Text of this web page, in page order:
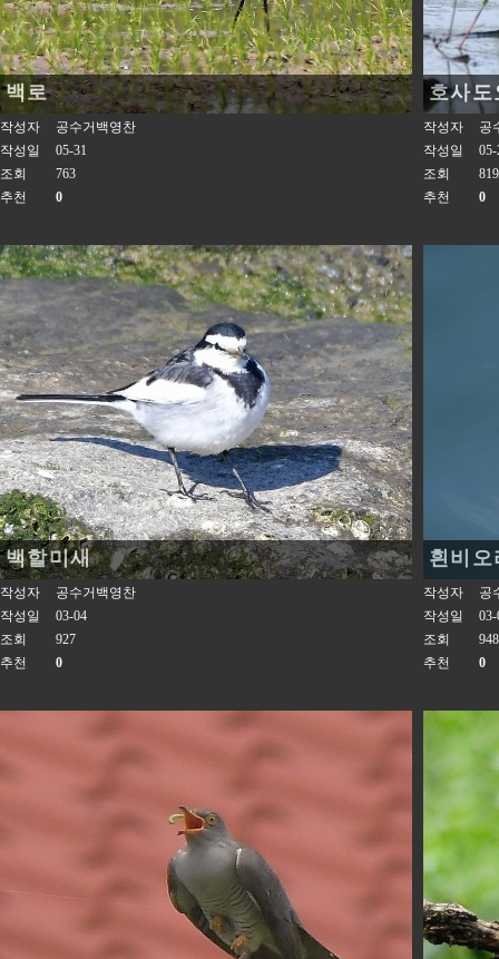
백로
작성자
공수거백영찬
작성일
05-31
조회
763
추천
0
호사도
작성자
공
작성일
05-
조회
819
추천
0
백할미새
작성자
공수거백영찬
작성일
03-04
조회
927
추천
0
흰비오
작성자
공
작성일
03-
조회
948
추천
0